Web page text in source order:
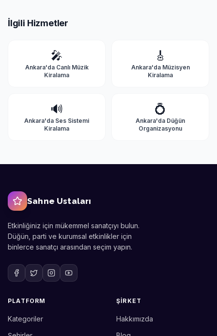
İlgili Hizmetler
🎤
Ankara'da Canlı Müzik
Kiralama
🎸
Ankara'da Müzisyen
Kiralama
🔊
Ankara'da Ses Sistemi
Kiralama
💍
Ankara'da Düğün
Organizasyonu
Sahne Ustaları
Etkinliğiniz için mükemmel sanatçıyı bulun.
Düğün, parti ve kurumsal etkinlikler için
binlerce sanatçı arasından seçim yapın.
PLATFORM
Kategoriler
ŞIRKET
Hakkımızda
Etkinlik uzmanınız